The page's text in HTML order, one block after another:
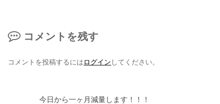
コメントを残す
コメントを投稿するにはログイン してください。
今日から一ヶ月減量します！！！